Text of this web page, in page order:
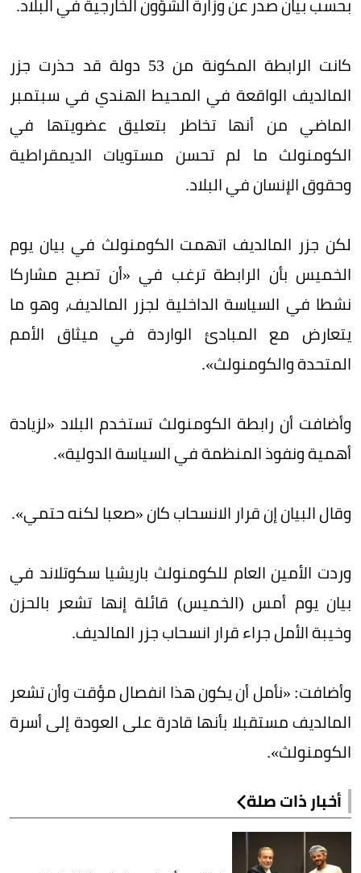
كانت الرابطة المكونة من 53 دولة قد حذرت جزر
المالديف الواقعة في المحيط الهندي في سبتمبر
الماضي من أنها تخاطر بتعليق عضويتها في
الكومنولث ما لم تحسن مستويات الديمقراطية
وحقوق الإنسان في البلاد.
لكن جزر المالديف اتهمت الكومنولث في بيان يوم
الخميس بأن الرابطة ترغب في «أن تصبح مشاركا
نشطا في السياسة الداخلية لجزر المالديف، وهو ما
يتعارض مع المبادئ الواردة في ميثاق الأمم
المتحدة والكومنولث».
وأضافت أن رابطة الكومنولث تستخدم البلاد «لزيادة
أهمية ونفوذ المنظمة في السياسة الدولية».
وقال البيان إن قرار الانسحاب كان «صعبا لكنه حتمي».
وردت الأمين العام للكومنولث باريشيا سكوتلاند في
بيان يوم أمس (الخميس) قائلة إنها تشعر بالحزن
وخيبة الأمل جراء قرار انسحاب جزر المالديف.
وأضافت: «نأمل أن يكون هذا انفصال مؤقت وأن تشعر
المالديف مستقبلا بأنها قادرة على العودة إلى أسرة
الكومنولث».
أخبار ذات صلة